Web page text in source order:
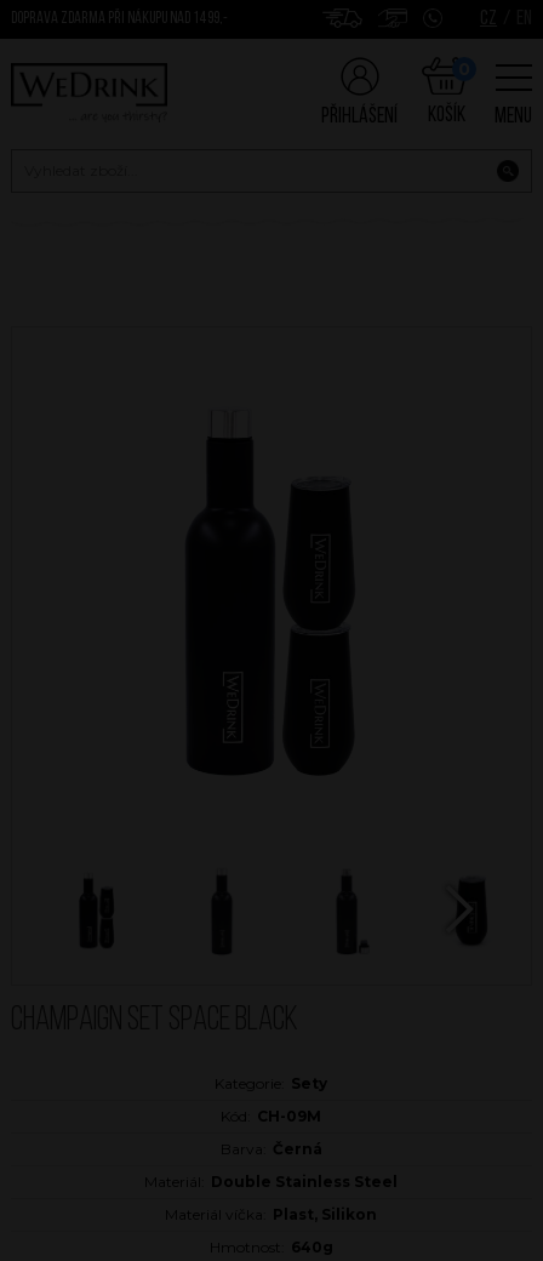
DOPRAVA ZDARMA PŘI NÁKUPU NAD 1499,-
Přihlášení Košík Menu
Kategorie:
Sety
Kód:
CH-09M
Barva:
Černá
Materiál:
Double Stainless Steel
Materiál víčka:
Plast, Silikon
Hmotnost:
640g